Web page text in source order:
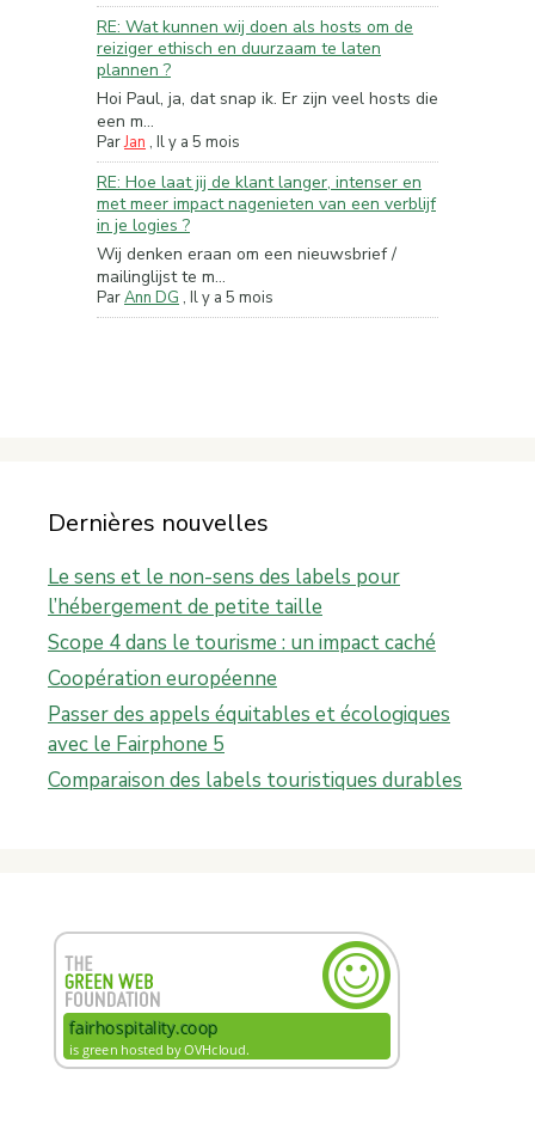
RE: Wat kunnen wij doen als hosts om de
reiziger ethisch en duurzaam te laten
plannen ?
Hoi Paul, ja, dat snap ik. Er zijn veel hosts die
een m...
ParJan , Il y a 5 mois
RE: Hoe laat jij de klant langer, intenser en
met meer impact nagenieten van een verblijf
in je logies ?
Wij denken eraan om een nieuwsbrief /
mailinglijst te m...
ParAnn DG , Il y a 5 mois
Dernières nouvelles
Le sens et le non-sens des labels pour
l’hébergement de petite taille
Scope 4 dans le tourisme : un impact caché
Coopération européenne
Passer des appels équitables et écologiques
avec le Fairphone 5
Comparaison des labels touristiques durables